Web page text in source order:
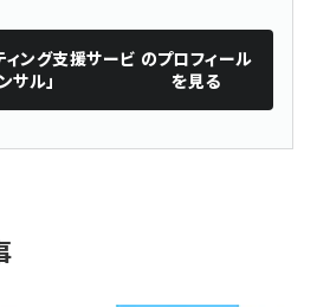
ィング支援サービ
サル」
のプロフィール
を見る